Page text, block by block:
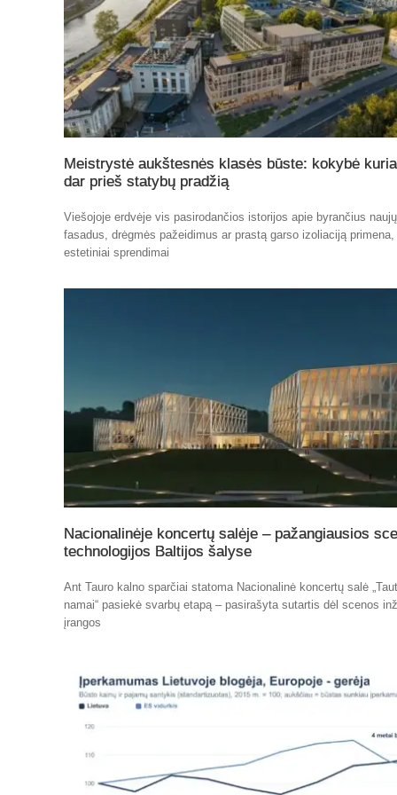
Meistrystė aukštesnės klasės būste: kokybė
dar prieš statybų pradžią
Viešojoje erdvėje vis pasirodančios istorijos apie byrančius
fasadus, drėgmės pažeidimus ar prastą garso izoliaciją primena,
estetiniai sprendimai
Nacionalinėje koncertų salėje – pažangiausios
technologijos Baltijos šalyse
Ant Tauro kalno sparčiai statoma Nacionalinė koncertų salė
namai“ pasiekė svarbų etapą – pasirašyta sutartis dėl scenos
įrangos